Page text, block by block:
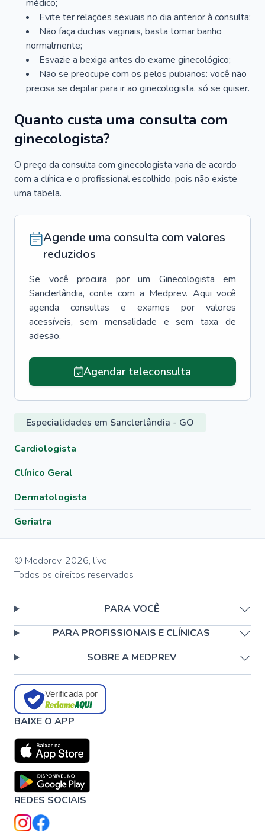
médico;
Evite ter relações sexuais no dia anterior à consulta;
Não faça duchas vaginais, basta tomar banho
normalmente;
Esvazie a bexiga antes do exame ginecológico;
Não se preocupe com os pelos pubianos: você não
precisa se depilar para ir ao ginecologista, só se quiser.
Quanto custa uma consulta com
ginecologista?
O preço da consulta com ginecologista varia de acordo
com a clínica e o profissional escolhido, pois não existe
uma tabela.
Agende uma consulta com valores
reduzidos
Se você procura por um Ginecologista
em
Sanclerlândia, conte com a Medprev. Aqui você
agenda consultas e exames por valores
acessíveis, sem mensalidade e sem taxa de
adesão.
Agendar teleconsulta
Especialidades em Sanclerlândia - GO
Cardiologista
Clínico Geral
Dermatologista
Geriatra
© Medprev, 2026, live
Todos os direitos reservados
PARA VOCÊ
PARA PROFISSIONAIS E CLÍNICAS
SOBRE A MEDPREV
Verificada por
BAIXE O APP
REDES SOCIAIS